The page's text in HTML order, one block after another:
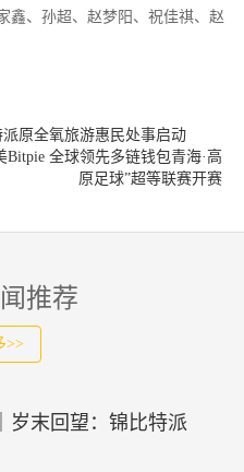
鑫、孙超、赵梦阳、祝佳祺、赵
原全氧旅游惠民处事启动
Bitpie 全球领先多链钱包青海·高
原足球”超等联赛开赛
推荐
>>
岁末回望：锦比特派